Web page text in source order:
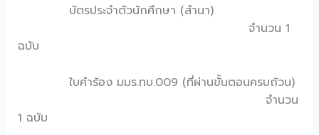
บัตรประจำตัวนักศึกษา (สำนา)
จำนวน 1
ฉบับ
ใบคำร้อง มมร.ทบ.009 (ที่ผ่านขั้นตอนครบถ้วน)
จำนวน
1 ฉบับ